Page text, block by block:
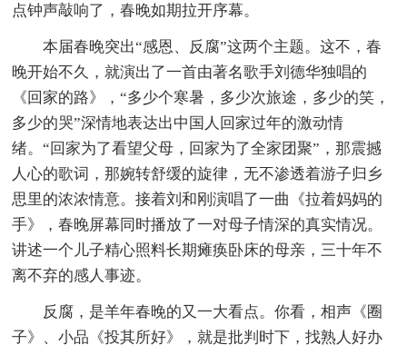
点钟声敲响了，春晚如期拉开序幕。
本届春晚突出“感恩、反腐”这两个主题。这不，春
晚开始不久，就演出了一首由著名歌手刘德华独唱的
《回家的路》，“多少个寒暑，多少次旅途，多少的笑，
多少的哭”深情地表达出中国人回家过年的激动情
绪。“回家为了看望父母，回家为了全家团聚”，那震撼
人心的歌词，那婉转舒缓的旋律，无不渗透着游子归乡
思里的浓浓情意。接着刘和刚演唱了一曲《拉着妈妈的
手》，春晚屏幕同时播放了一对母子情深的真实情况。
讲述一个儿子精心照料长期瘫痪卧床的母亲，三十年不
离不弃的感人事迹。
反腐，是羊年春晚的又一大看点。你看，相声《圈
子》、小品《投其所好》，就是批判时下，找熟人好办